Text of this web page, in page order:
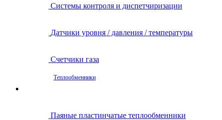
Системы контроля и диспетчиризации
Датчики уровня / давления / температуры
Счетчики газа
Теплообменники
Паяные пластинчатые теплообменники